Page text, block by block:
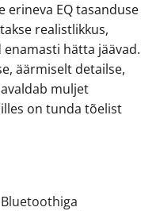
erineva EQ tasanduse
realistlikkus,
hätta jäävad.
äärmiselt detailse,
muljet
on tunda tõelist